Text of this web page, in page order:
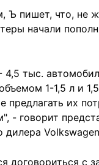
Ъ пишет, что, не
начали
4,5 тыс.
1-1,5 л и
предлагать их
- говорит
дилера
договориться с